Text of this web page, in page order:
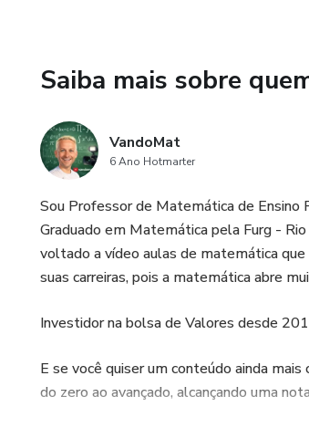
Saiba mais sobre
VandoMat
6 Ano Hotmarter
Sou Professor de Matemática de Ensino
Graduado em Matemática pela Furg -
voltado a vídeo aulas de matemática
suas carreiras, pois a matemática abre
Investidor na bolsa de Valores desde
E se você quiser um conteúdo ainda
do zero ao avançado, alcançando uma